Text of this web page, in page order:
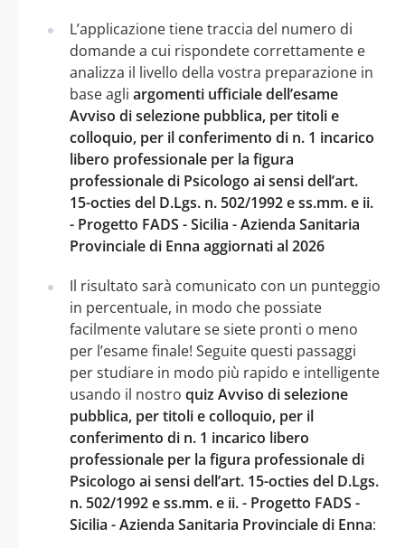
L’applicazione tiene traccia del numero di
domande a cui rispondete correttamente e
analizza il livello della vostra preparazione in
base agli argomenti ufficiale dell’esame
Avviso di selezione pubblica, per titoli e
colloquio, per il conferimento di n. 1 incarico
libero professionale per la figura
professionale di Psicologo ai sensi dell’art.
15-octies del D.Lgs. n. 502/1992 e ss.mm. e ii.
- Progetto FADS - Sicilia - Azienda Sanitaria
Provinciale di Enna aggiornati al 2026
Il risultato sarà comunicato con un punteggio
in percentuale, in modo che possiate
facilmente valutare se siete pronti o meno
per l’esame finale! Seguite questi passaggi
per studiare in modo più rapido e intelligente
usando il nostro quiz Avviso di selezione
pubblica, per titoli e colloquio, per il
conferimento di n. 1 incarico libero
professionale per la figura professionale di
Psicologo ai sensi dell’art. 15-octies del D.Lgs.
n. 502/1992 e ss.mm. e ii. - Progetto FADS -
Sicilia - Azienda Sanitaria Provinciale di Enna: